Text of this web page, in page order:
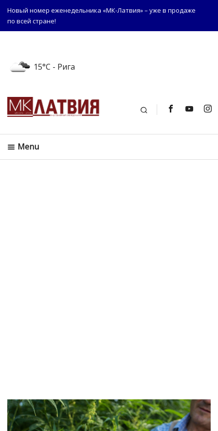
Новый номер еженедельника «МК-Латвия» – уже в продаже
по всей стране!
15°C - Рига
Поиск
Menu